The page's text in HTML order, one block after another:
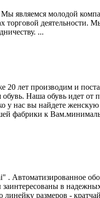
молодой
торговой
...
лет производим и
обувь. Наша обувь
у нас вы найдете
фабрики к
. Автоматизированное
в
размеров -